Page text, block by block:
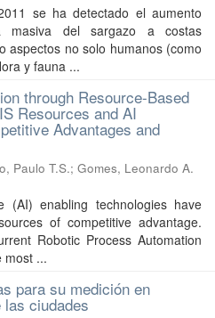
se ha detectado el aumento
masiva del sargazo a costas
aspectos no solo humanos (como
y fauna ...
through Resource-Based
Resources and AI
Advantages and
Paulo T.S.; Gomes, Leonardo A.
(AI) enabling technologies have
of competitive advantage.
Robotic Process Automation
most ...
para su medición en
ciudades